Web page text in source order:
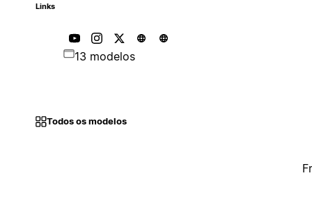
Links
13 modelos
Todos os modelos